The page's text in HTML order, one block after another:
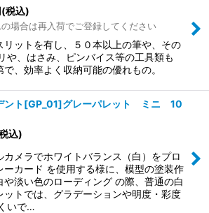
(税込)
場合は再入荷でご登録してください
リットを有し、５０本以上の筆や、その
や、はさみ、ピンバイス等の工具類も
で、効率よく収納可能の優れもの。
ント[GP_01]グレーパレット ミニ 10
込)
カメラでホワイトバランス（白）をプロ
ーカード を使用する様に、模型の塗装作
や淡い色のローディング の際、普通の白
ットでは、グラデーションや明度・彩度
いで…